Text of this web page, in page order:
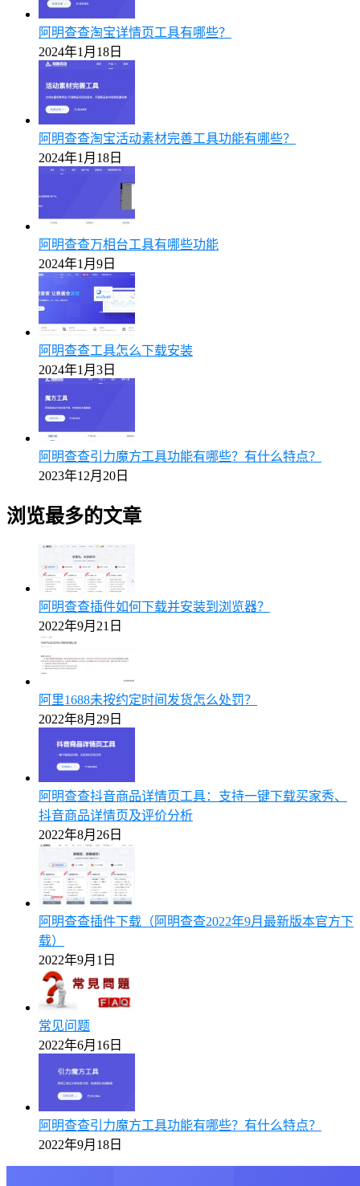
阿明查查淘宝详情页工具有哪些？
2024年1月18日
阿明查查淘宝活动素材完善工具功能有哪些？
2024年1月18日
阿明查查万相台工具有哪些功能
2024年1月9日
阿明查查工具怎么下载安装
2024年1月3日
阿明查查引力魔方工具功能有哪些？有什么特点？
2023年12月20日
浏览最多的文章
阿明查查插件如何下载并安装到浏览器？
2022年9月21日
阿里1688未按约定时间发货怎么处罚？
2022年8月29日
阿明查查抖音商品详情页工具：支持一键下载买家秀、
抖音商品详情页及评价分析
2022年8月26日
阿明查查插件下载（阿明查查2022年9月最新版本官方下
载）
2022年9月1日
常见问题
2022年6月16日
阿明查查引力魔方工具功能有哪些？有什么特点？
2022年9月18日